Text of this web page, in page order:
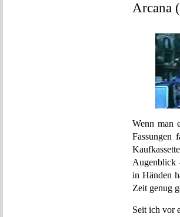
Arcana
Wenn man
Fassungen
Augenblick
in Händen
Zeit genug
Seit ich vor